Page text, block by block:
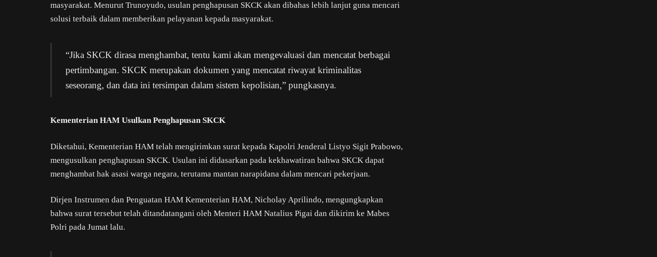
masyarakat. Menurut Trunoyudo, usulan penghapusan SKCK akan dibahas lebih lanjut guna mencari
solusi terbaik dalam memberikan pelayanan kepada masyarakat.
“Jika SKCK dirasa menghambat, tentu kami akan mengevaluasi dan mencatat berbagai
pertimbangan. SKCK merupakan dokumen yang mencatat riwayat kriminalitas
seseorang, dan data ini tersimpan dalam sistem kepolisian,” pungkasnya.
Kementerian HAM Usulkan Penghapusan SKCK
Diketahui, Kementerian HAM telah mengirimkan surat kepada Kapolri Jenderal Listyo Sigit Prabowo,
mengusulkan penghapusan SKCK. Usulan ini didasarkan pada kekhawatiran bahwa SKCK dapat
menghambat hak asasi warga negara, terutama mantan narapidana dalam mencari pekerjaan.
Dirjen Instrumen dan Penguatan HAM Kementerian HAM, Nicholay Aprilindo, mengungkapkan
bahwa surat tersebut telah ditandatangani oleh Menteri HAM Natalius Pigai dan dikirim ke Mabes
Polri pada Jumat lalu.